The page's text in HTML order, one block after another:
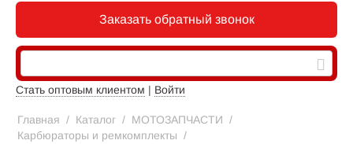
Заказать обратный звонок
Стать оптовым клиентом | Войти
Главная / Каталог / МОТОЗАПЧАСТИ /
Карбюраторы и ремкомплекты /